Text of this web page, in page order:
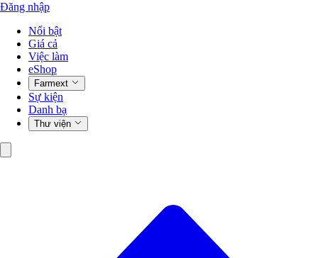
Đăng nhập
Nổi bật
Giá cả
Việc làm
eShop
Farmext
Sự kiện
Danh bạ
Thư viện